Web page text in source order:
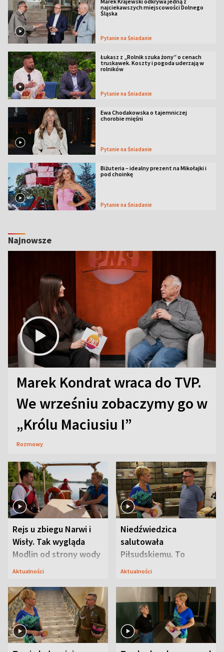
najciekawszych miejscowości Dolnego
Śląska
Pytanie na Śniadanie
Łukasz z „Rolnik szuka żony” o cenach
truskawek. Koszty i pogoda uderzają w
rolników
Pytanie na Śniadanie
Ewa Chodakowska o tajemniczej
chorobie mięśni
Pytanie na Śniadanie
Biżuteria – idealny prezent na Mikołajki i
pod choinkę
Pytanie na Śniadanie
Najnowsze
Marek Kondrat wraca do TVP.
We wrześniu zobaczymy go w
„Królu Maciusiu I”
Rozmowy
Rejs u zbiegu Narwi i
Wisły. Tak wygląda
Modlin od strony wody
Aktualności
Niedźwiedzica
salutowała
Piłsudskiemu. To
niejedyna tajemnica
Aktualności